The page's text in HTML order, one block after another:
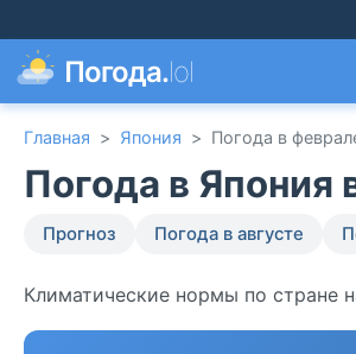
Погода.lol
Главная > Япония > Погода в
Погода в Япония
Прогноз Погода в августе
Климатические нормы по стране